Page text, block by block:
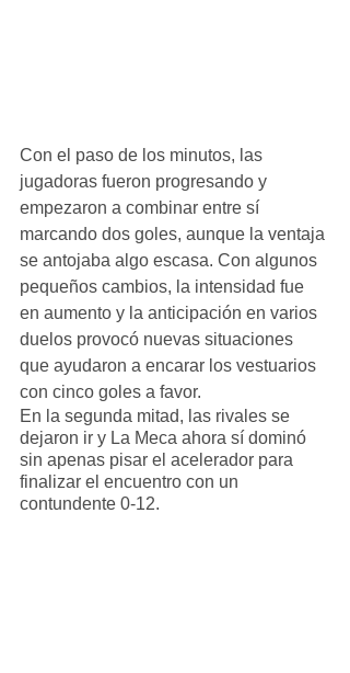
Con el paso de los minutos, las
jugadoras fueron progresando y
empezaron a combinar entre sí
marcando dos goles, aunque la ventaja
se antojaba algo escasa. Con algunos
pequeños cambios, la intensidad fue
en aumento y la anticipación en varios
duelos provocó nuevas situaciones
que ayudaron a encarar los vestuarios
con cinco goles a favor.
En la segunda mitad, las rivales se
dejaron ir y La Meca ahora sí dominó
sin apenas pisar el acelerador para
finalizar el encuentro con un
contundente 0-12.